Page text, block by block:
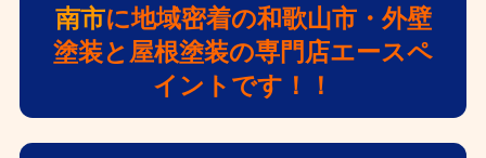
南市に地域密着の和歌山市・外壁
塗装と屋根塗装の専門店エースペ
イントです！！